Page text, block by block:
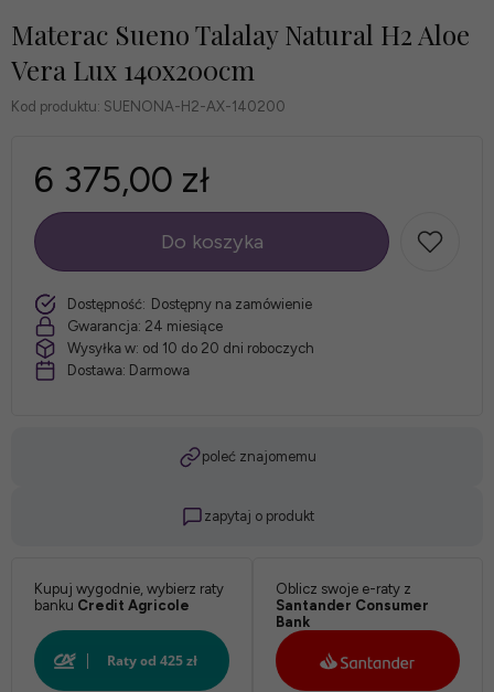
Materac Sueno Talalay Natural H2 Aloe
Vera Lux 140x200cm
Kod produktu: SUENONA-H2-AX-140200
6 375,00 zł
szt.
Do koszyka
Dostępność: Dostępny na zamówienie
Gwarancja: 24 miesiące
Wysyłka w: od 10 do 20 dni roboczych
Dostawa: Darmowa
poleć znajomemu
zapytaj o produkt
Kupuj wygodnie, wybierz raty
banku Credit Agricole
Oblicz swoje e-raty z
Santander Consumer
Bank